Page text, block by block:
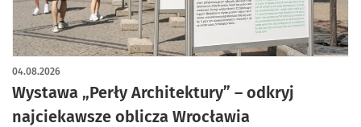
Wystawa „Perły Architektury” – odkryj
najciekawsze oblicza Wrocławia
04.08.2026
artykuł z galerią zdjęć